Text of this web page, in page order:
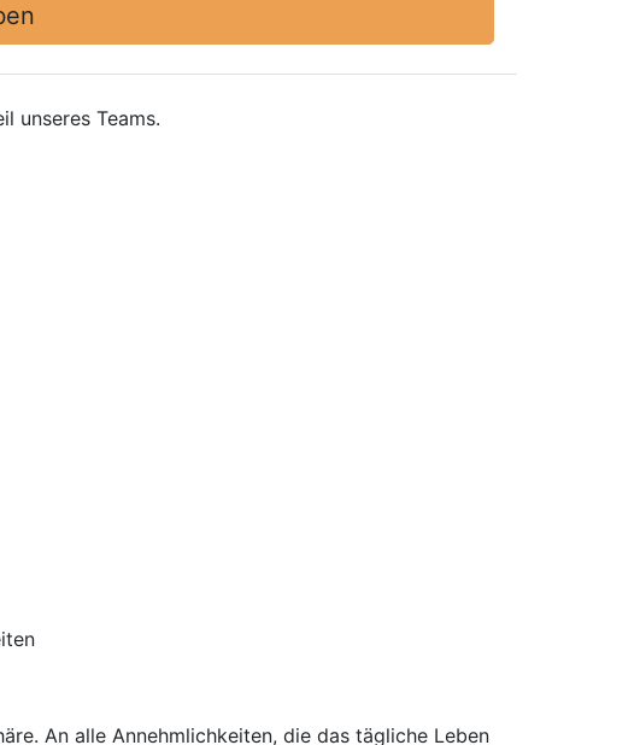
unseres Teams.
An alle Annehmlichkeiten, die das tägliche Leben